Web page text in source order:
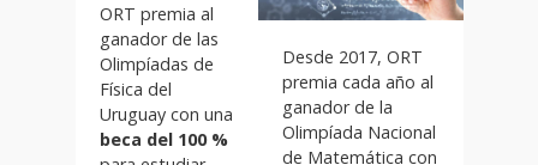
ORT premia al
ganador de las
Olimpíadas de
Física del
Uruguay con una
beca del 100 %
Desde 2017, ORT
premia cada año al
ganador de la
Olimpíada Nacional
de Matemática con